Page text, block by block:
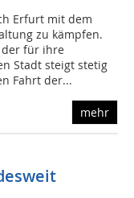
Erfurt mit dem
zu kämpfen.
der für ihre
Stadt steigt stetig
Fahrt der...
mehr